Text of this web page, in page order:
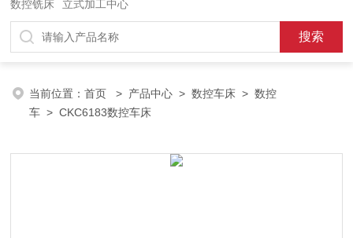
数控铣床
立式加工中心
当前位置：首页 > 产品中心 >数控车床 >数控
车 > CKC6183数控车床